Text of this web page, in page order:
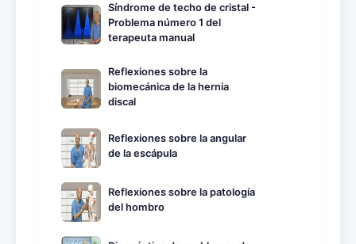
Síndrome de techo de cristal -
Problema número 1 del
terapeuta manual
Reflexiones sobre la
biomecánica de la hernia
discal
Reflexiones sobre la angular
de la escápula
Reflexiones sobre la patología
del hombro